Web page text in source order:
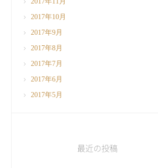
2017年10月
2017年9月
2017年8月
2017年7月
2017年6月
2017年5月
最近の投稿